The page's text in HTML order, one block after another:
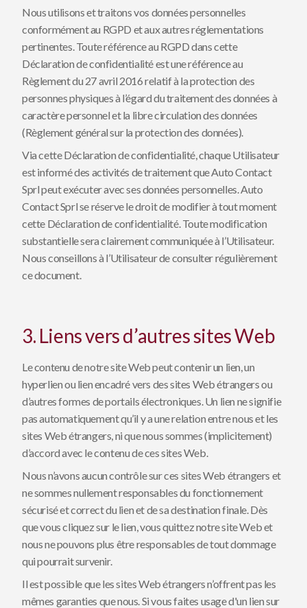
Nous utilisons et traitons vos données personnelles
conformément au RGPD et aux autres réglementations
pertinentes. Toute référence au RGPD dans cette
Déclaration de confidentialité est une référence au
Règlement du 27 avril 2016 relatif à la protection des
personnes physiques à l’égard du traitement des données à
caractère personnel et la libre circulation des données
(Règlement général sur la protection des données).
Via cette Déclaration de confidentialité, chaque Utilisateur
est informé des activités de traitement que Auto Contact
Sprl peut exécuter avec ses données personnelles. Auto
Contact Sprl se réserve le droit de modifier à tout moment
cette Déclaration de confidentialité. Toute modification
substantielle sera clairement communiquée à l’Utilisateur.
Nous conseillons à l’Utilisateur de consulter régulièrement
ce document.
3. Liens vers d’autres sites Web
Le contenu de notre site Web peut contenir un lien, un
hyperlien ou lien encadré vers des sites Web étrangers ou
d’autres formes de portails électroniques. Un lien ne signifie
pas automatiquement qu’il y a une relation entre nous et les
sites Web étrangers, ni que nous sommes (implicitement)
d’accord avec le contenu de ces sites Web.
Nous n’avons aucun contrôle sur ces sites Web étrangers et
ne sommes nullement responsables du fonctionnement
sécurisé et correct du lien et de sa destination finale. Dès
que vous cliquez sur le lien, vous quittez notre site Web et
nous ne pouvons plus être responsables de tout dommage
qui pourrait survenir.
Il est possible que les sites Web étrangers n’offrent pas les
mêmes garanties que nous. Si vous faites usage d'un lien sur